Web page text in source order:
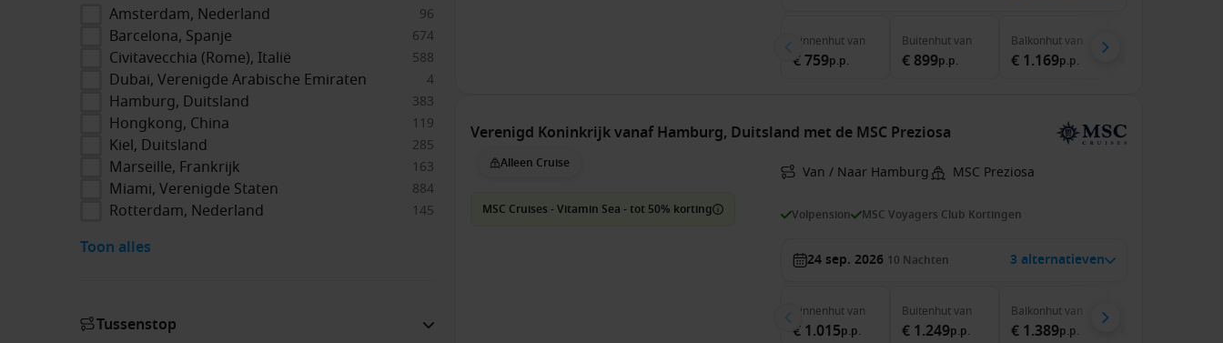
Amsterdam, Nederland 96
Barcelona, Spanje 674
Civitavecchia (Rome), Italië 588
Dubai, Verenigde Arabische Emiraten 4
Hamburg, Duitsland 383
Hongkong, China 119
Kiel, Duitsland 285
Marseille, Frankrijk 163
Miami, Verenigde Staten 884
Rotterdam, Nederland 145
Toon alles
Tussenstop
Binnenhutvan
€ 759p.p.
Buitenhutvan
€ 899p.p.
Balkonhutvan
€ 1.169p.p.
Verenigd Koninkrijk vanaf Hamburg, Duitsland met de MSC Preziosa
Alleen Cruise
MSC Cruises - Vitamin Sea - tot 50% korting
Van / Naar Hamburg MSC Preziosa
Volpension MSC Voyagers Club Kortingen
24 sep. 2026 10 Nachten 3 alternatieven
Binnenhutvan
€ 1.015p.p.
Buitenhutvan
€ 1.249p.p.
Balkonhutvan
€ 1.389p.p.